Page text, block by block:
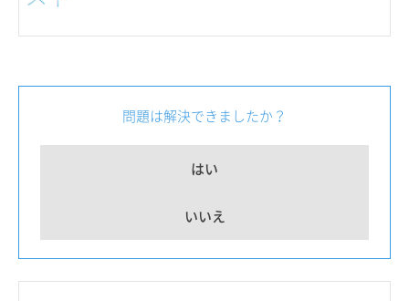
問題は解決できましたか？
はい
いいえ